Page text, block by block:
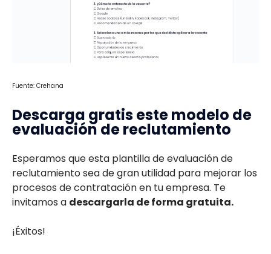
Fuente: Crehana
Descarga gratis este modelo de
evaluación de reclutamiento
Esperamos que esta plantilla de evaluación de
reclutamiento sea de gran utilidad para mejorar los
procesos de contratación en tu empresa. Te
invitamos a descargarla de forma gratuita.
¡Éxitos!